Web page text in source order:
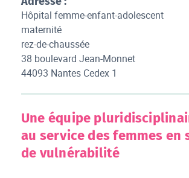
Hôpital femme-enfant-adolescent
maternité
rez-de-chaussée
38 boulevard Jean-Monnet
44093 Nantes Cedex 1
Une équipe
au service des femmes en
de vulnérabilité